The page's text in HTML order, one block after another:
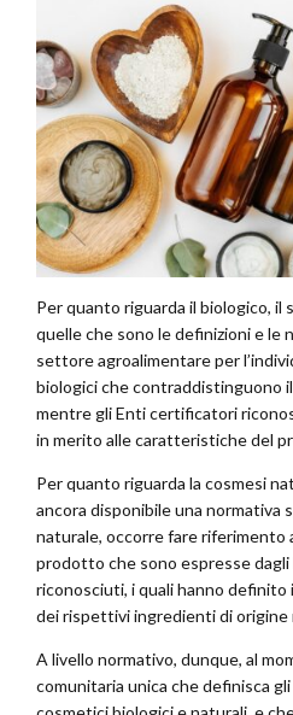
Per quanto riguarda il biologico,
quelle che sono le definizioni e le
settore agroalimentare per
biologici che contraddistinguono
mentre gli Enti certificatori
in merito alle caratteristiche del
Per quanto riguarda la cosmesi
ancora disponibile una normativa
naturale, occorre fare riferimento
prodotto che sono espresse
riconosciuti, i quali hanno
dei rispettivi ingredienti di origine
A livello normativo, dunque, al
comunitaria unica che definisca